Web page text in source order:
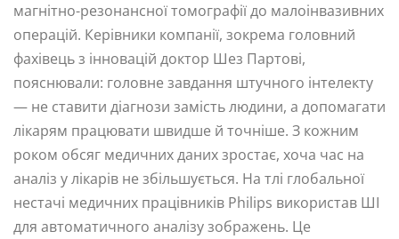
магнітно-резонансної томографії до малоінвазивних
операцій. Керівники компанії, зокрема головний
фахівець з інновацій доктор Шез Партові,
пояснювали: головне завдання штучного інтелекту
— не ставити діагнози замість людини, а допомагати
лікарям працювати швидше й точніше. З кожним
роком обсяг медичних даних зростає, хоча час на
аналіз у лікарів не збільшується. На тлі глобальної
нестачі медичних працівників Philips використав ШІ
для автоматичного аналізу зображень. Це